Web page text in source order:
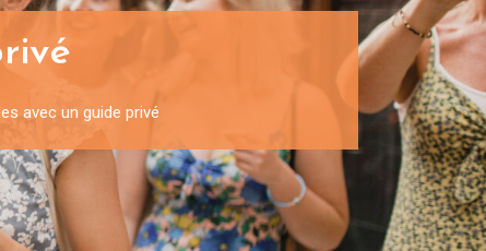
avec un guide privé